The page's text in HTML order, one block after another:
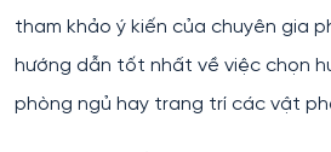
tham khảo ý kiến của chuyên gia
hướng dẫn tốt nhất về việc chọn
phòng ngủ hay trang trí các vật